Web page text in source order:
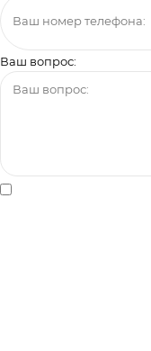
Ваш вопрос: